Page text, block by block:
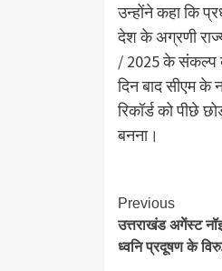
उन्होंने कहा कि
देश के अग्रणी
/ 2025 के संकल्प
दिन बाद सीएम के
रिकॉर्ड को पीछे
बनना।
Continue
Previous
उत्तराखंड अगेंस्ट
ध्वनि प्रदूषण के